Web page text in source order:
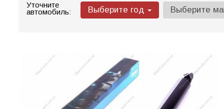
Уточните
автомобиль:
Выберите год Выберите